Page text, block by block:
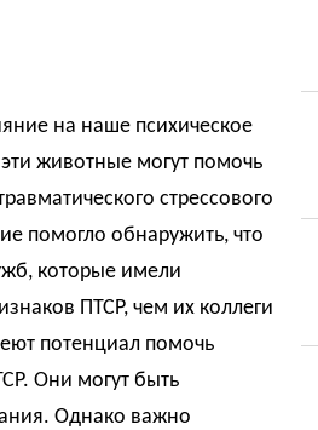
на наше психическое
животные могут помочь
стрессового
помогло обнаружить, что
которые имели
ПТСР, чем их коллеги
потенциал помочь
Они могут быть
Однако важно